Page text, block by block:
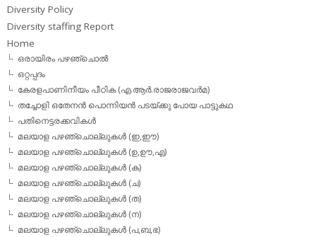
Diversity Policy
Diversity staffing Report
Home
ഒരായിരം പഴഞ്ചൊല്‍
ഒറ്റപ്പദം
കേരളപാണിനീയം പീഠിക (എ.ആര്‍.രാജരാജവര്‍മ)
തച്ചോളി ഒതേനൻ പൊന്നിയൻ പടയ്‌ക്കു പോയ പാട്ടുകഥ
പതിനെട്ടരക്കവികള്‍
മലയാള പഴഞ്ചൊല്ലുകള്‍ (ഇ,ഈ)
മലയാള പഴഞ്ചൊല്ലുകള്‍ (ഉ,ഊ,എ)
മലയാള പഴഞ്ചൊല്ലുകള്‍ (ക)
മലയാള പഴഞ്ചൊല്ലുകള്‍ (ച)
മലയാള പഴഞ്ചൊല്ലുകള്‍ (ത)
മലയാള പഴഞ്ചൊല്ലുകള്‍ (ന)
മലയാള പഴഞ്ചൊല്ലുകള്‍ (പ,ബ,ഭ)